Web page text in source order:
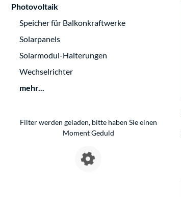
Photovoltaik
Speicher für Balkonkraftwerke
Solarpanels
Solarmodul-Halterungen
Wechselrichter
mehr...
Filter werden geladen, bitte haben Sie einen
Moment Geduld